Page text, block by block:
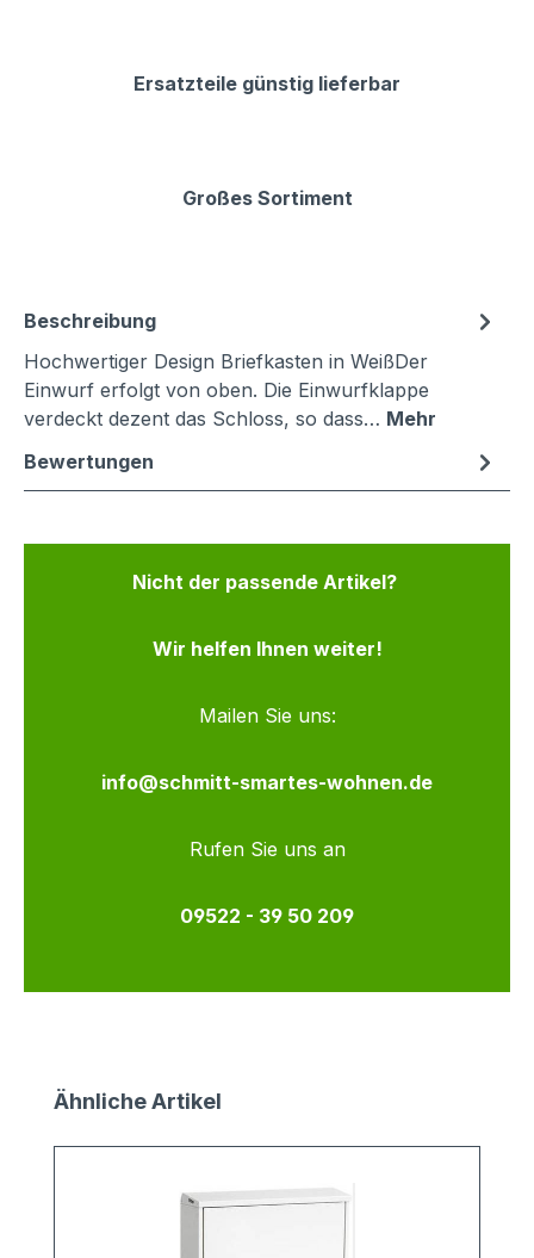
Ersatzteile günstig lieferbar
Großes Sortiment
Beschreibung
Hochwertiger Design Briefkasten in WeißDer
Einwurf erfolgt von oben. Die Einwurfklappe
verdeckt dezent das Schloss, so dass… Mehr
Bewertungen
Nicht der passende Artikel?
Wir helfen Ihnen weiter!
Mailen Sie uns:
info@schmitt-smartes-wohnen.de
Rufen Sie uns an
09522 - 39 50 209
Produktgalerie überspringen
Ähnliche Artikel